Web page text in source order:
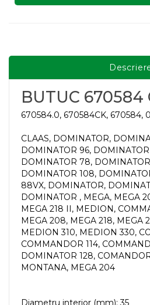
BUTUC 670584
670584.0, 670584CK, 670584,
CLAAS, DOMINATOR,
DOMINATOR 96,
DOMINATOR 78,
DOMINATOR 108,
88VX, DOMINATOR,
DOMINATOR , MEGA, MEGA
MEGA 218 II, MEDION,
MEGA 208, MEGA 218, MEGA
MEDION 310, MEDION 330,
COMMANDOR 114,
DOMINATOR 128,
MONTANA, MEGA 204
Diametru interior (mm): 35